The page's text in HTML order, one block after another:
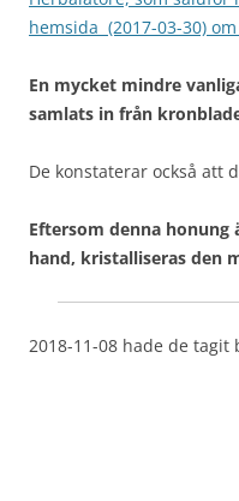
hemsida (2017-03-30)
En mycket mindre
samlats in från
De konstaterar också att
Eftersom denna
hand, kristalliseras den
2018-11-08 hade de